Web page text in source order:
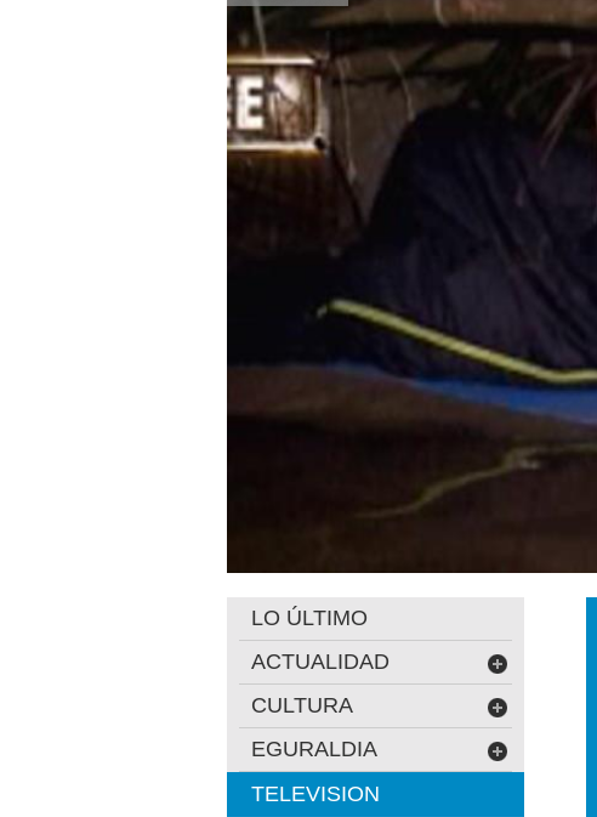
LO ÚLTIMO
ACTUALIDAD
CULTURA
EGURALDIA
TELEVISION